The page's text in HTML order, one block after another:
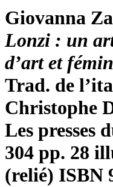
Giovanna
Lonzi : un
d’art et
Trad. de
Christophe
Les presses
304 pp. 28
(relié) ISBN